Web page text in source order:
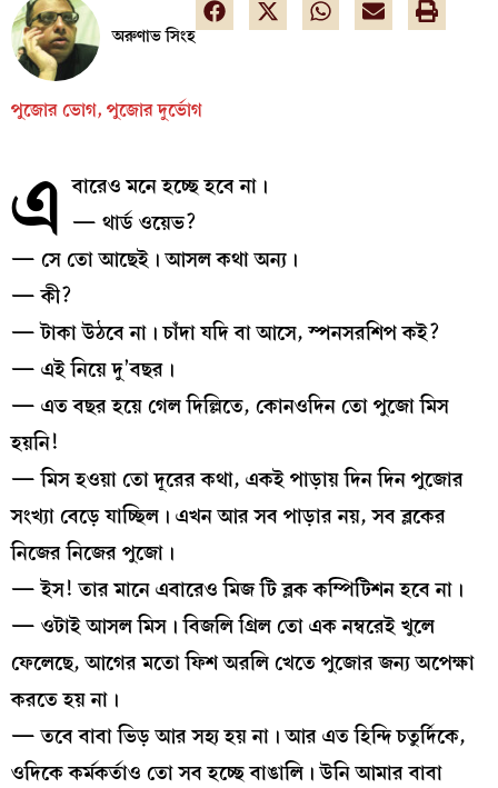
অরুণাভ সিংহ
পুজোর ভোগ, পুজোর দুর্ভোগ
এ বারেও মনে হচ্ছে হবে না।
— থার্ড ওয়েভ?
— সে তো আছেই। আসল কথা অন্য।
— কী?
— টাকা উঠবে না। চাঁদা যদি বা আসে, স্পনসরশিপ কই?
— এই নিয়ে দু’বছর।
— এত বছর হয়ে গেল দিল্লিতে, কোনওদিন তো পুজো মিস
হয়নি!
— মিস হওয়া তো দূরের কথা, একই পাড়ায় দিন দিন পুজোর
সংখ্যা বেড়ে যাচ্ছিল। এখন আর সব পাড়ার নয়, সব ব্লকের
নিজের নিজের পুজো।
— ইস! তার মানে এবারেও মিজ টি ব্লক কম্পিটিশন হবে না।
— ওটাই আসল মিস। বিজলি গ্রিল তো এক নম্বরেই খুলে
ফেলেছে, আগের মতো ফিশ অরলি খেতে পুজোর জন্য অপেক্ষা
করতে হয় না।
— তবে বাবা ভিড় আর সহ্য হয় না। আর এত হিন্দি চতুর্দিকে,
ওদিকে কর্মকর্তাও তো সব হচ্ছে বাঙালি। উনি আমার বাবা